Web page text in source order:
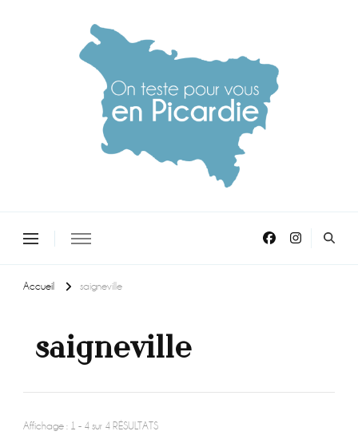
Accueil saigneville
saigneville
Affichage : 1 - 4 sur 4 RÉSULTATS